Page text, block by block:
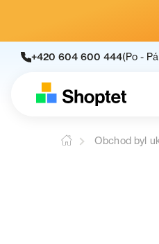
+420 604 600 444(Po -
Obchod byl